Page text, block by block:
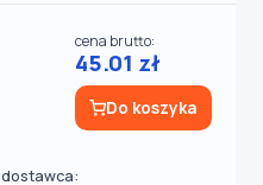
dostawca:
cena brutto:
45.01 zł
Do koszyka